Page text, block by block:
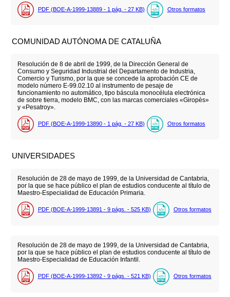
PDF (BOE-A-1999-13889 - 1 pág. - 27 KB) Otros formatos
COMUNIDAD AUTÓNOMA DE CATALUÑA
Resolución de 8 de abril de 1999, de la Dirección General de
Consumo y Seguridad Industrial del Departamento de Industria,
Comercio y Turismo, por la que se concede la aprobación CE de
modelo número E-99.02.10 al instrumento de pesaje de
funcionamiento no automático, tipo báscula monocélula electrónica
de sobre tierra, modelo BMC, con las marcas comerciales «Giropès»
y «Pesatroy».
PDF (BOE-A-1999-13890 - 1 pág. - 27 KB) Otros formatos
UNIVERSIDADES
Resolución de 28 de mayo de 1999, de la Universidad de Cantabria,
por la que se hace público el plan de estudios conducente al título de
Maestro-Especialidad de Educación Primaria.
PDF (BOE-A-1999-13891 - 9 págs. - 525 KB) Otros formatos
Resolución de 28 de mayo de 1999, de la Universidad de Cantabria,
por la que se hace público el plan de estudios conducente al título de
Maestro-Especialidad de Educación Infantil.
PDF (BOE-A-1999-13892 - 9 págs. - 521 KB) Otros formatos